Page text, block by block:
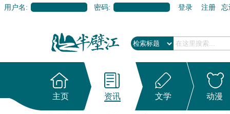
用户名: 密码: 登录 注册 忘
主页 资讯 文学 动漫